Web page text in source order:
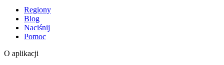
Regiony
Blog
Naciśnij
Pomoc
O aplikacji